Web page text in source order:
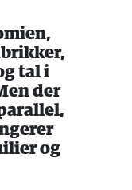
tal i
der
og